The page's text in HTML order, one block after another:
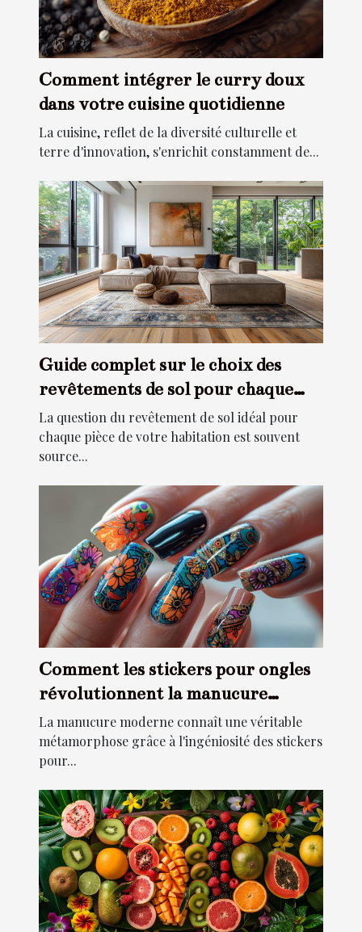
Comment intégrer le curry doux
dans votre cuisine quotidienne
La cuisine, reflet de la diversité culturelle et
terre d'innovation, s'enrichit constamment de...
Guide complet sur le choix des
revêtements de sol pour chaque
pièce
La question du revêtement de sol idéal pour
chaque pièce de votre habitation est souvent
source...
Comment les stickers pour ongles
révolutionnent la manucure
moderne
La manucure moderne connaît une véritable
métamorphose grâce à l'ingéniosité des stickers
pour...